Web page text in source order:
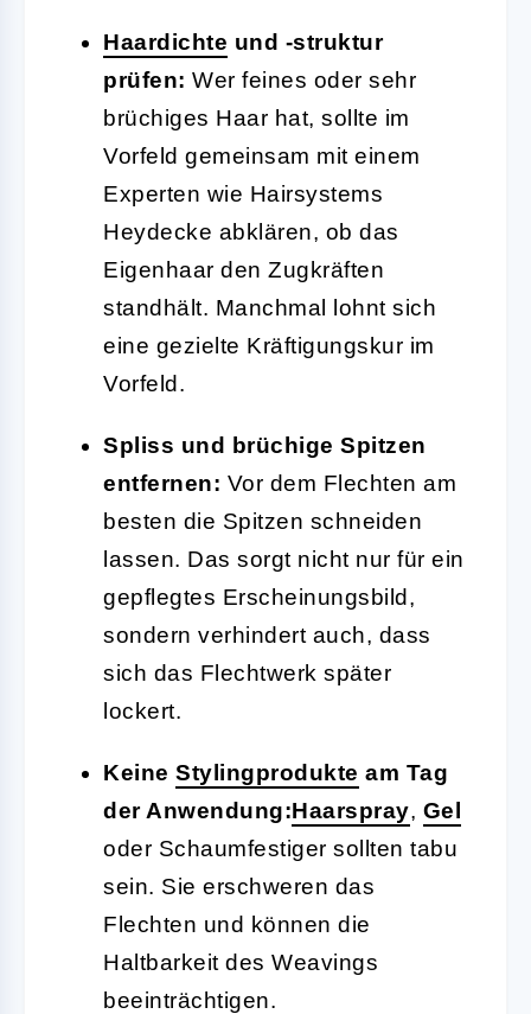
Haardichte und -struktur
prüfen: Wer feines oder sehr
brüchiges Haar hat, sollte im
Vorfeld gemeinsam mit einem
Experten wie Hairsystems
Heydecke abklären, ob das
Eigenhaar den Zugkräften
standhält. Manchmal lohnt sich
eine gezielte Kräftigungskur im
Vorfeld.
Spliss und brüchige Spitzen
entfernen: Vor dem Flechten am
besten die Spitzen schneiden
lassen. Das sorgt nicht nur für ein
gepflegtes Erscheinungsbild,
sondern verhindert auch, dass
sich das Flechtwerk später
lockert.
Keine Stylingprodukte am Tag
der Anwendung:Haarspray, Gel
oder Schaumfestiger sollten tabu
sein. Sie erschweren das
Flechten und können die
Haltbarkeit des Weavings
beeinträchtigen.